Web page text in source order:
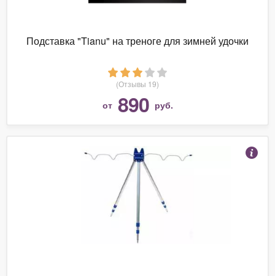
Подставка "Tianu" на треноге для зимней удочки
(Отзывы 19)
от 890 руб.